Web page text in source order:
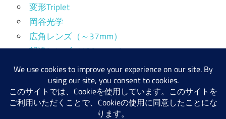
変形Triplet
岡谷光学
広角レンズ（～37mm）
望遠レンズ（130mm～）
標準レンズ（38～64mm）
産業用レンズ